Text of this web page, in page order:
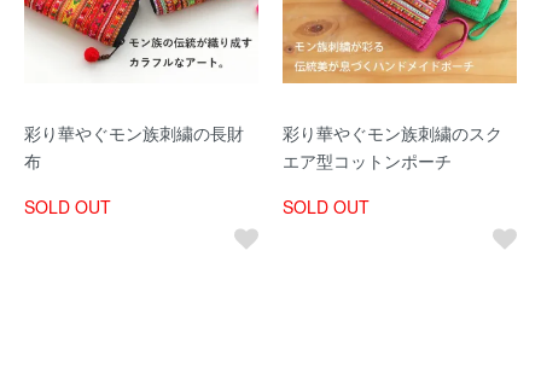
彩り華やぐモン族刺繍の長財
布
SOLD OUT
彩り華やぐモン族刺繍のスク
エア型コットンポーチ
SOLD OUT